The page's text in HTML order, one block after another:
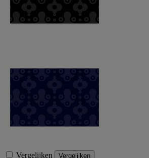
Vergelijken Vergelijken